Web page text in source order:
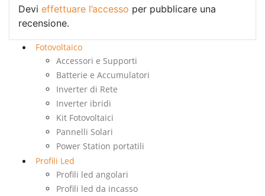
Devi effettuare l’accesso per pubblicare una
recensione.
Fotovoltaico
Accessori e Supporti
Batterie e Accumulatori
Inverter di Rete
Inverter ibridi
Kit Fotovoltaici
Pannelli Solari
Power Station portatili
Profili Led
Profili led angolari
Profili led da incasso